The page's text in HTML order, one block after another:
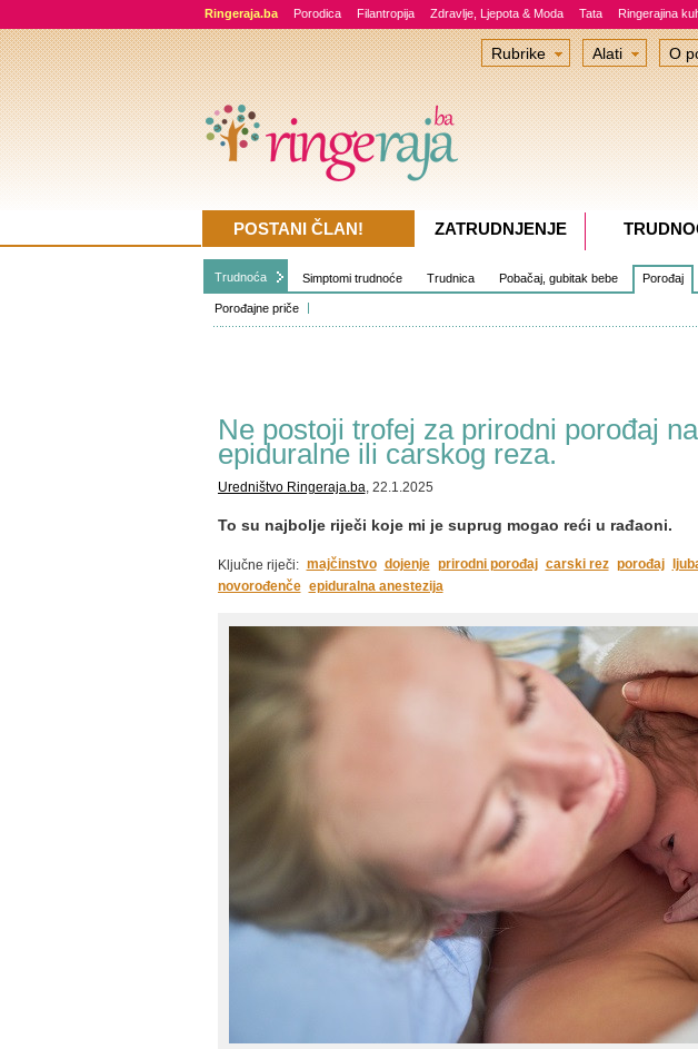
Ringeraja.ba Porodica Filantropija Zdravlje, Ljepota & Moda Tata Ringerajina
Trudnoća Simptomi trudnoće Trudnica Pobačaj, gubitak bebe Porođaj
Porođajne priče
Ne postoji trofej za prirodni porođaj
epiduralne ili carskog reza.
Uredništvo Ringeraja.ba, 22.1.2025
To su najbolje riječi koje mi je suprug mogao reći u rađaoni.
Ključne riječi: majčinstvo dojenje prirodni porođaj carski rez porođaj
novorođenče epiduralna anestezija
Rubrike Alati O
POSTANI ČLAN! ZATRUDNJENJE